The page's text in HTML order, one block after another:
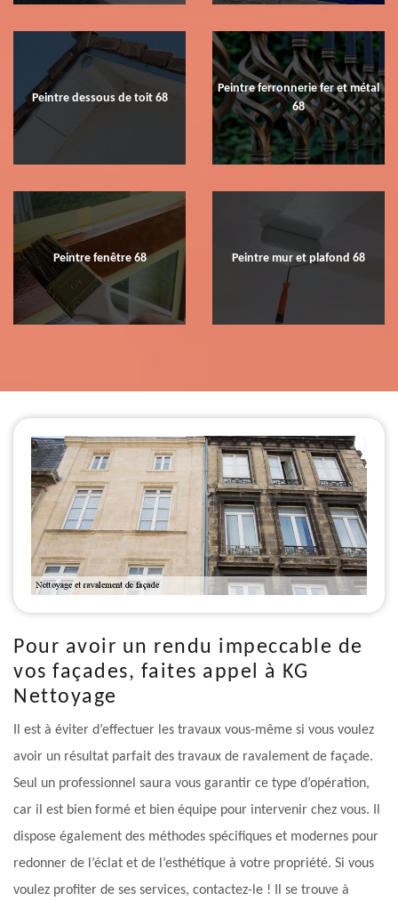
Peintre dessous de toit 68
Peintre ferronnerie fer et métal
68
Peintre fenêtre 68 Peintre mur et plafond 68
Pour avoir un rendu impeccable de
vos façades, faites appel à KG
Nettoyage
Il est à éviter d’effectuer les travaux vous-même si vous voulez
avoir un résultat parfait des travaux de ravalement de façade.
Seul un professionnel saura vous garantir ce type d’opération,
car il est bien formé et bien équipe pour intervenir chez vous. Il
dispose également des méthodes spécifiques et modernes pour
redonner de l’éclat et de l’esthétique à votre propriété. Si vous
voulez profiter de ses services, contactez-le ! Il se trouve à